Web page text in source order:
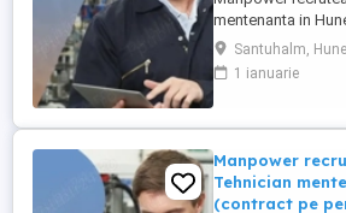
mentenanta in
automotive.
Analizarea si
reparatie,
la testarea
Santuhalm,
1 ianuarie
Manpower
Tehnician
(contract pe